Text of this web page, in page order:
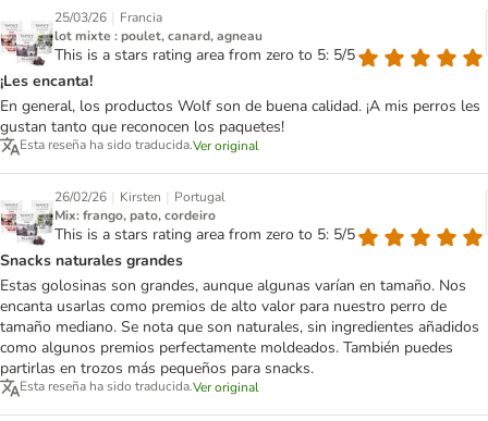
25/03/26 | Francia
lot mixte : poulet, canard, agneau
This is a stars rating area from zero to 5: 5/5
¡Les encanta!
En general, los productos Wolf son de buena calidad. ¡A mis perros les
gustan tanto que reconocen los paquetes!
Esta reseña ha sido traducida.Ver original
26/02/26 | Kirsten | Portugal
Mix: frango, pato, cordeiro
This is a stars rating area from zero to 5: 5/5
Snacks naturales grandes
Estas golosinas son grandes, aunque algunas varían en tamaño. Nos
encanta usarlas como premios de alto valor para nuestro perro de
tamaño mediano. Se nota que son naturales, sin ingredientes añadidos
como algunos premios perfectamente moldeados. También puedes
partirlas en trozos más pequeños para snacks.
Esta reseña ha sido traducida.Ver original